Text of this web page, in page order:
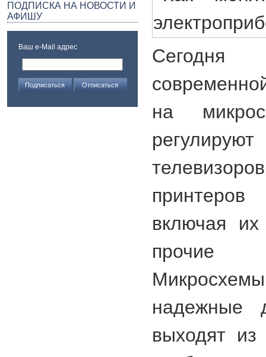
ПОДПИСКА НА НОВОСТИ И
АФИШУ
Ваш e-Mail адрес
на
включая
прочие
надежные
выходят из